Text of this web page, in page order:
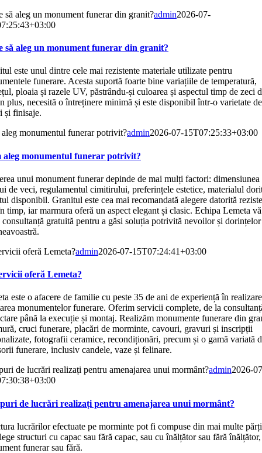
să aleg un monument funerar din granit?admin2026-07-
să aleg un monument funerar din granit?
este unul dintre cele mai rezistente materiale utilizate pentru
funerare. Acesta suportă foarte bine variațiile de temperatură,
ploaia și razele UV, păstrându-și culoarea și aspectul timp de zeci
plus, necesită o întreținere minimă și este disponibil într-o varietate de
și finisaje.
monumentul funerar potrivit?admin2026-07-15T07:25:33+03:00
aleg monumentul funerar potrivit?
unui monument funerar depinde de mai mulți factori: dimensiunea
de veci, regulamentul cimitirului, preferințele estetice, materialul
disponibil. Grani­tul este cea mai recomandată alegere datorită
timp, iar marmura oferă un aspect elegant și clasic. Echipa Lemeta vă
consultanță gratuită pentru a găsi soluția potrivită nevoilor și dorințelor
oferă Lemeta?admin2026-07-15T07:24:41+03:00
oferă Lemeta?
este o afacere de familie cu peste 35 de ani de experiență în
monumentelor funerare. Oferim servicii complete, de la
până la execuție și montaj. Realizăm monumente funerare din
cruci funerare, placări de morminte, cavouri, gravuri și inscripții
fotografii ceramice, recondiționări, precum și o gamă variată
funerare, inclusiv candele, vaze și felinare.
de lucrări realizați pentru amenajarea unui mormânt?admin2026-
de lucrări realizați pentru amenajarea unui mormânt?
lucrărilor efectuate pe morminte pot fi compuse din mai multe
structuri cu capac sau fără capac, sau cu înălțător sau fără
funerar sau fără.